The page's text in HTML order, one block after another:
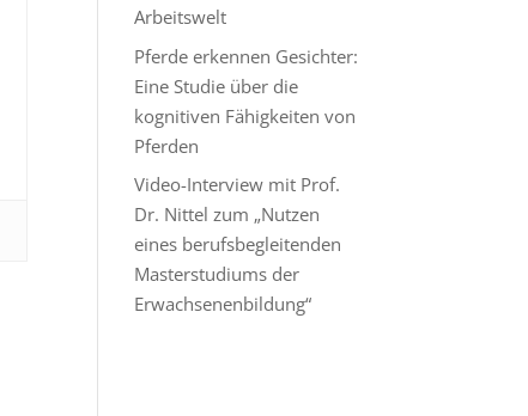
Arbeitswelt
Pferde erkennen Gesichter:
Eine Studie über die
kognitiven Fähigkeiten von
Pferden
Video-Interview mit Prof.
Dr. Nittel zum „Nutzen
eines berufsbegleitenden
Masterstudiums der
Erwachsenenbildung“